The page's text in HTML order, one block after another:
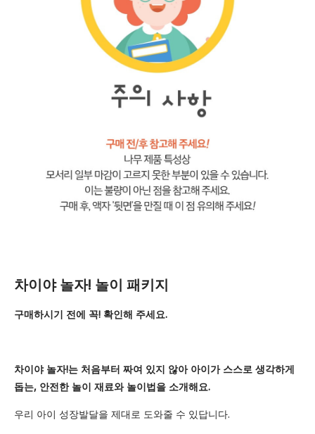
차이야 놀자! 놀이 패키지
구매하시기 전에 꼭! 확인해 주세요.
차이야 놀자!는 처음부터 짜여 있지 않아 아이가 스스로 생각하게
돕는, 안전한 놀이 재료와 놀이법을 소개해요.
우리 아이 성장발달을 제대로 도와줄 수 있답니다.